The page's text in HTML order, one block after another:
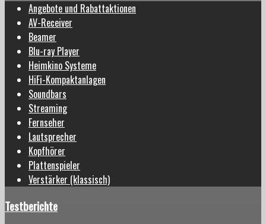
Angebote und Rabattaktionen
AV-Receiver
Beamer
Blu-ray Player
Heimkino Systeme
HiFi-Kompaktanlagen
Soundbars
Streaming
Fernseher
Lautsprecher
Kopfhörer
Plattenspieler
Verstärker (klassisch)
Testberichte